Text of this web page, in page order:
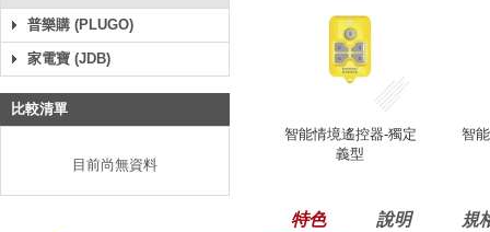
普樂購 (PLUGO)
家電寶 (JDB)
比較清單
目前尚無資料
智能情境遙控器-獨定
義型
智
特色 說明 規